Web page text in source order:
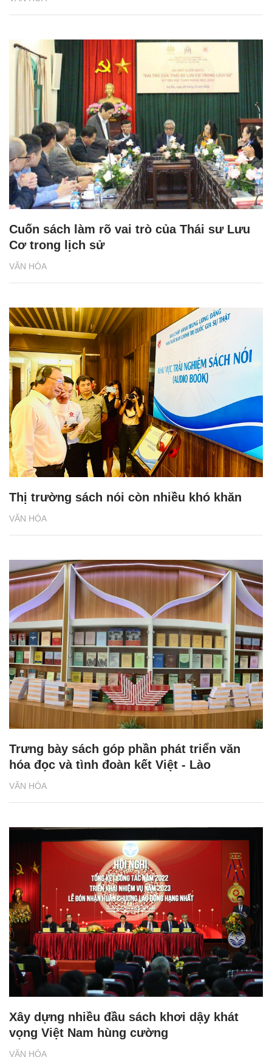
VĂN HÓA
Cuốn sách làm rõ vai trò của Thái sư Lưu
Cơ trong lịch sử
VĂN HÓA
Thị trường sách nói còn nhiều khó khăn
VĂN HÓA
Trưng bày sách góp phần phát triển văn
hóa đọc và tình đoàn kết Việt - Lào
VĂN HÓA
Xây dựng nhiều đầu sách khơi dậy khát
vọng Việt Nam hùng cường